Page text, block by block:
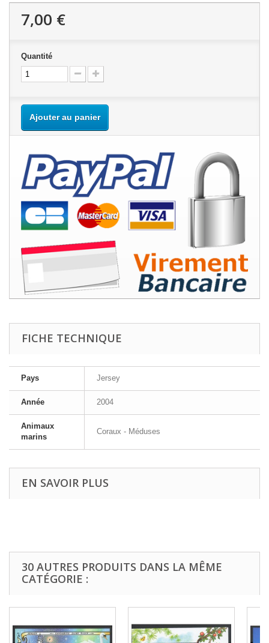
7,00 €
Quantité
Ajouter au panier
FICHE TECHNIQUE
Pays Jersey
Année 2004
Animaux
marins
Coraux - Méduses
EN SAVOIR PLUS
30 AUTRES PRODUITS DANS LA MÊME
CATÉGORIE :